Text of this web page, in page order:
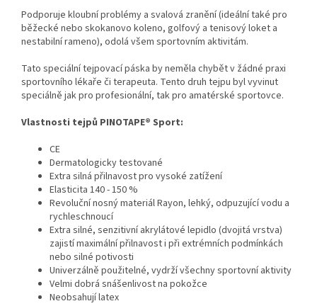
Podporuje kloubní problémy a svalová zranění (ideální také pro
běžecké nebo skokanovo koleno, golfový a tenisový loket a
nestabilní rameno), odolá všem sportovním aktivitám.
Tato speciální tejpovací páska by neměla chybět v žádné praxi
sportovního lékaře či terapeuta. Tento druh tejpu byl vyvinut
speciálně jak pro profesionální, tak pro amatérské sportovce.
Vlastnosti tejpů PINOTAPE® Sport:
CE
Dermatologicky testované
Extra silná přilnavost pro vysoké zatížení
Elasticita 140 - 150 %
Revoluční nosný materiál Rayon, lehký, odpuzující vodu a
rychleschnoucí
Extra silné, senzitivní akrylátové lepidlo (dvojitá vrstva)
zajistí maximální přilnavost i při extrémních podmínkách
nebo silné potivosti
Univerzálně použitelné, vydrží všechny sportovní aktivity
Velmi dobrá snášenlivost na pokožce
Neobsahují latex